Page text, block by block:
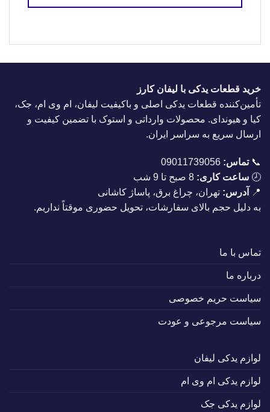
خرید قطعات یدکی با لیفان کارز
تأمین‌کننده قطعات یدکی اصلی و باکیفیت لیفان، ام وی ام، جک،
کیا و هیوندای. محصولات وارداتی و استوک با تضمین کیفیت و
ارسال سریع به سراسر ایران.
📞تماس: 09011739056
🕗 ساعت کاری:
📍
آدرس: تهران، چراغ برق، پاساژ کاشانی
به دلیل حجم بالای سفارشات، تحویل حضوری موقتاً نداریم.
تماس با ما
درباره ما
سیاست حریم خصوصی
سیاست مرجوعی و عودت
لوازم یدکی لیفان
لوازم یدکی ام وی ام
لوازم یدکی جک